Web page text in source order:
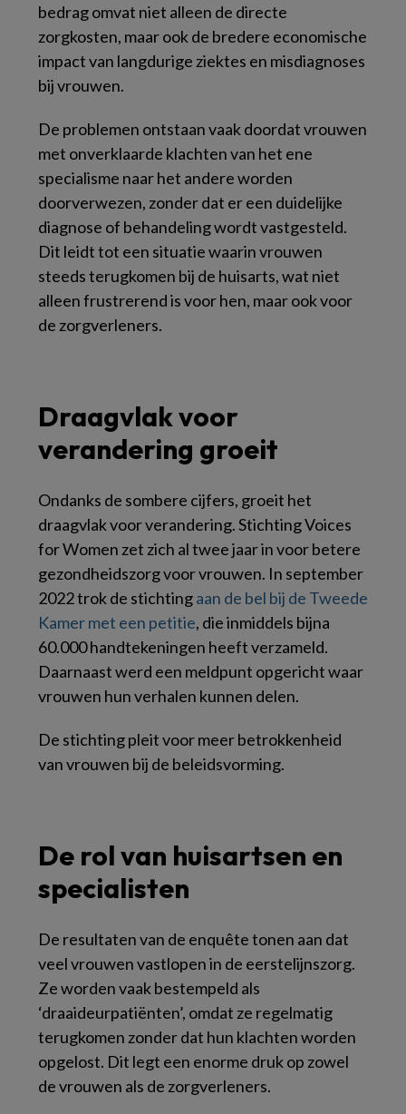
bedrag omvat niet alleen de directe
zorgkosten, maar ook de bredere economische
impact van langdurige ziektes en misdiagnoses
bij vrouwen.
De problemen ontstaan vaak doordat vrouwen
met onverklaarde klachten van het ene
specialisme naar het andere worden
doorverwezen, zonder dat er een duidelijke
diagnose of behandeling wordt vastgesteld.
Dit leidt tot een situatie waarin vrouwen
steeds terugkomen bij de huisarts, wat niet
alleen frustrerend is voor hen, maar ook voor
de zorgverleners.
Draagvlak voor
verandering groeit
Ondanks de sombere cijfers, groeit het
draagvlak voor verandering. Stichting Voices
for Women zet zich al twee jaar in voor betere
gezondheidszorg voor vrouwen. In september
2022 trok de stichtingaan de bel bij de Tweede
Kamer met een petitie, die inmiddels bijna
60.000 handtekeningen heeft verzameld.
Daarnaast werd een meldpunt opgericht waar
vrouwen hun verhalen kunnen delen.
De stichting pleit voor meer betrokkenheid
van vrouwen bij de beleidsvorming.
De rol van huisartsen en
specialisten
De resultaten van de enquête tonen aan dat
veel vrouwen vastlopen in de eerstelijnszorg.
Ze worden vaak bestempeld als
‘draaideurpatiënten’, omdat ze regelmatig
terugkomen zonder dat hun klachten worden
opgelost. Dit legt een enorme druk op zowel
de vrouwen als de zorgverleners.